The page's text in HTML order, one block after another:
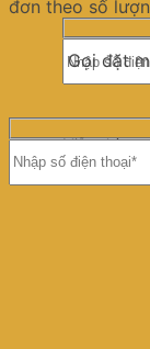
Miễn phí
giao hàng
đơn theo số
Gọi đặt